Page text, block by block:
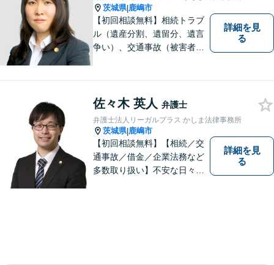
茨城県|鹿嶋市
【初回相談無料】相続トラブ
ル（遺産分割、遺留分、遺言
争い）、交通事故（被害者
詳細を見
る
佐々木 英人 弁護士
弁護士法人リーガルプラス かしま法律事務所
茨城県|鹿嶋市
【初回相談無料】【相続／交
通事故／借金／企業法務など
多数取り扱い】不安な日々を
詳細を見
る